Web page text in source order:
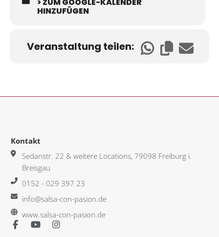
HINZUFÜGEN
Veranstaltung teilen:
Kontakt
Sedanstr. 22 & weitere Locations, 79098 Freiburg i.
Breisgau
0152 - 029 397 23
info@salsa-con-pasion.de
www.salsa-con-pasion.de
F
a
Y I